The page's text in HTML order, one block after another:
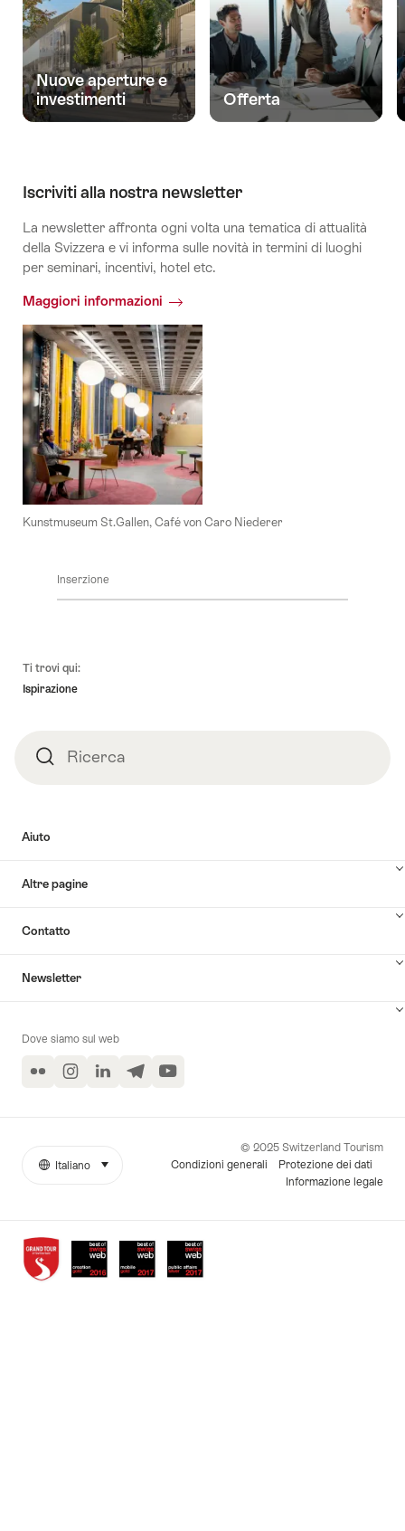
Nuove aperture e
investimenti
Offerta
Iscriviti alla nostra newsletter
La newsletter affronta ogni volta una tematica di attualità
della Svizzera e vi informa sulle novità in termini di luoghi
per seminari, incentivi, hotel etc.
Maggiori informazioni
Kunstmuseum St.Gallen, Café von Caro Niederer
Inserzione
Ti trovi qui:
Ispirazione
RicercaRicerca
Aiuto
Altre pagine
Contatto
Newsletter
Dove siamo sul web
Flickr InstagramLinkedInTelegramYouTube
Awards
More
© 2025 Switzerland Tourism
Condizioni generali
Protezione dei dati
Informazione legale
Lingua
Italiano seleziona (clicca per visualizzare)